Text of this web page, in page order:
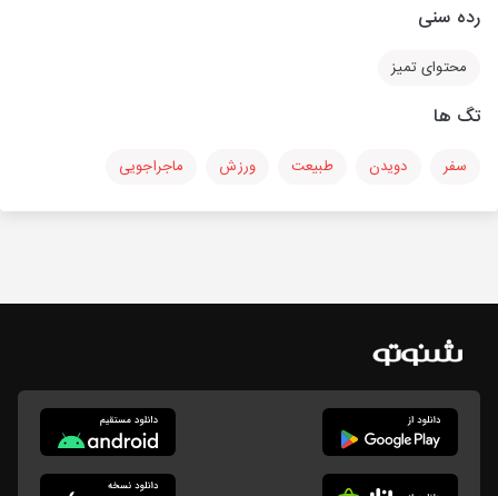
رده سنی
محتوای تمیز
تگ ها
سفر دویدن طبیعت ورزش ماجراجویی